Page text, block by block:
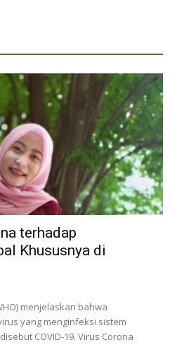
terhadap
Khususnya di
menjelaskan bahwa
yang menginfeksi sistem
COVID-19. Virus Corona